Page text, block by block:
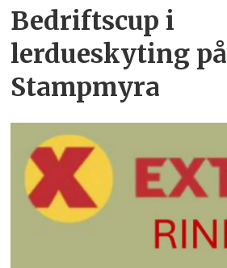
Bedriftscup i
lerdueskyting på
Stampmyra